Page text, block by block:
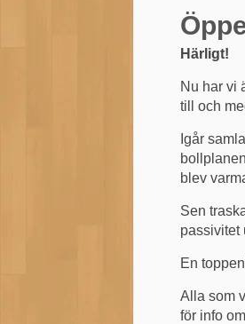
Härligt!
Nu har vi
till och
Igår
blev
Sen
passivitet
En
Alla som
för info